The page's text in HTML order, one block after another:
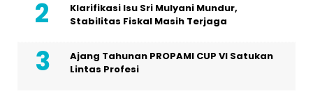
Klarifikasi Isu Sri Mulyani Mundur,
Stabilitas Fiskal Masih Terjaga
Ajang Tahunan PROPAMI CUP VI Satukan
Lintas Profesi